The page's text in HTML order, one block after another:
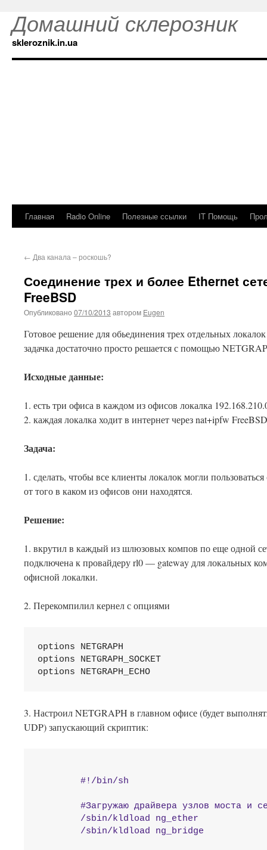
Домашний склерозник
skleroznik.in.ua
Главная Radio Online Полезные ссылки IT Помощь
← Два канала – роскошь?
Соединение трех и более Ethernet
FreeBSD
Опубликовано 07/10/2013 автором Eugen
Готовое решение для обьединения трех отдельных
задачка достаточно просто решается с помощью
Исходные данные:
1. есть три офиса в каждом из офисов локалка
2. каждая локалка ходит в интернет через nat+ipfw
Задача:
1. сделать, чтобы все клиенты локалок могли
от того в каком из офисов они находятся.
Решение:
1. вкрутил в каждый из шлюзовых компов по еще одной
подключена к провайдеру rl0 — gateway для локальных
офисной локалки.
2. Перекомпилил кернел с опциями
options NETGRAPH
options NETGRAPH_SOCKET
options NETGRAPH_ECHO
3. Настроил NETGRAPH в главном офисе (будет
UDP) запускающий скриптик:
        #!/bin/sh
#Загружаю драйвера узлов моста и
/sbin/
        /sbin/kldload ng_bridge